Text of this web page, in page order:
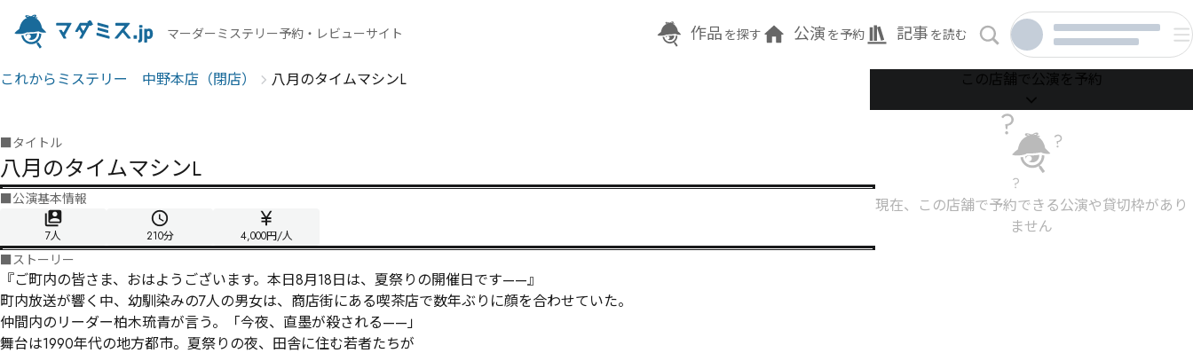
マーダーミステリー予約・レビューサイト 作品 を探す 公演 を予約 記事 を読む
これからミステリー 中野本店（閉店） 八月のタイムマシンL
■タイトル
八月のタイムマシンL
■公演基本情報
7人 210分 4,000円/人
■ストーリー
『ご町内の皆さま、おはようございます。本日8月18日は、夏祭りの開催日です——』
町内放送が響く中、幼馴染みの7人の男女は、商店街にある喫茶店で数年ぶりに顔を合わせていた。
仲間内のリーダー柏木琉青が言う。「今夜、直墨が殺される——」
舞台は1990年代の地方都市。夏祭りの夜、田舎に住む若者たちが
この店舗で公演を予約
現在、この店舗で予約できる公演や貸切枠があり
ません